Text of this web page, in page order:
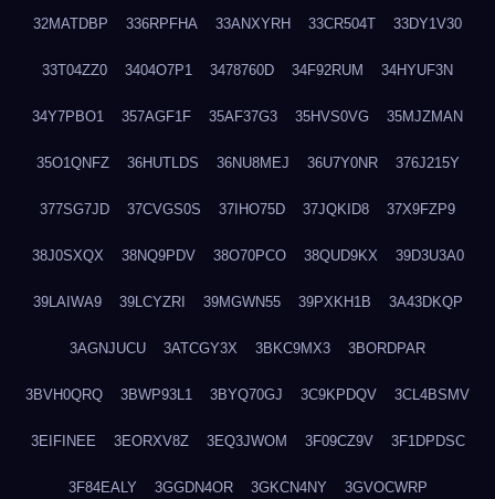
32MATDBP 336RPFHA 33ANXYRH 33CR504T 33DY1V30
33T04ZZ0 3404O7P1 3478760D 34F92RUM 34HYUF3N
34Y7PBO1 357AGF1F 35AF37G3 35HVS0VG 35MJZMAN
35O1QNFZ 36HUTLDS 36NU8MEJ 36U7Y0NR 376J215Y
377SG7JD 37CVGS0S 37IHO75D 37JQKID8 37X9FZP9
38J0SXQX 38NQ9PDV 38O70PCO 38QUD9KX 39D3U3A0
39LAIWA9 39LCYZRI 39MGWN55 39PXKH1B 3A43DKQP
3AGNJUCU 3ATCGY3X 3BKC9MX3 3BORDPAR
3BVH0QRQ 3BWP93L1 3BYQ70GJ 3C9KPDQV 3CL4BSMV
3EIFINEE 3EORXV8Z 3EQ3JWOM 3F09CZ9V 3F1DPDSC
3F84EALY 3GGDN4OR 3GKCN4NY 3GVOCWRP